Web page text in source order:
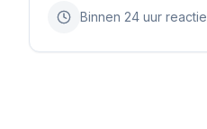
Binnen 24 uur reactie